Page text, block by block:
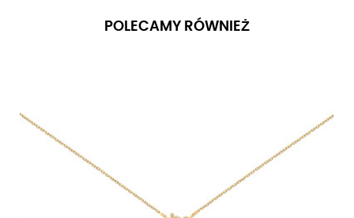
POLECAMY RÓWNIEŻ